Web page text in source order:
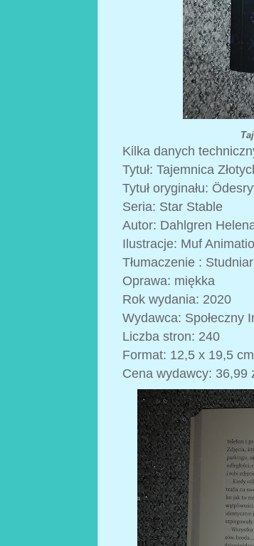
Kilka danych
Tytuł: Tajemnica
Tytuł oryginału:
Seria: Star Stable
Autor: Dahlgren
Ilustracje: Muf
Tłumaczenie :
Oprawa: miękka
Rok wydania: 2020
Wydawca: Społeczny
Liczba stron: 240
Format: 12,5 x 19,5 cm
Cena wydawcy: 36,99